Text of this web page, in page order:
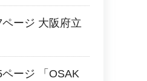
ージ 大阪府立
ージ 「OSAK